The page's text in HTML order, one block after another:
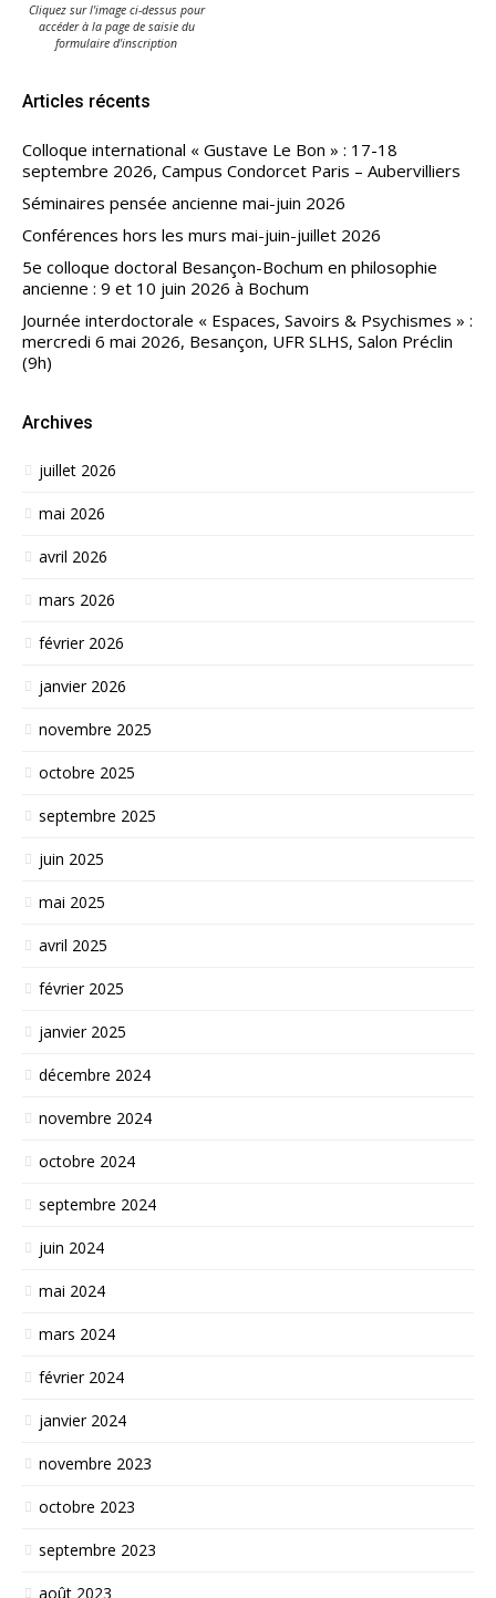
Cliquez sur l'image ci-dessus pour
accéder à la page de saisie du
formulaire d'inscription
Articles récents
Colloque international « Gustave Le Bon » : 17-18
septembre 2026, Campus Condorcet Paris – Aubervilliers
Séminaires pensée ancienne mai-juin 2026
Conférences hors les murs mai-juin-juillet 2026
5e colloque doctoral Besançon-Bochum en philosophie
ancienne : 9 et 10 juin 2026 à Bochum
Journée interdoctorale « Espaces, Savoirs & Psychismes » :
mercredi 6 mai 2026, Besançon, UFR SLHS, Salon Préclin
(9h)
Archives
juillet 2026
mai 2026
avril 2026
mars 2026
février 2026
janvier 2026
novembre 2025
octobre 2025
septembre 2025
juin 2025
mai 2025
avril 2025
février 2025
janvier 2025
décembre 2024
novembre 2024
octobre 2024
septembre 2024
juin 2024
mai 2024
mars 2024
février 2024
janvier 2024
novembre 2023
octobre 2023
septembre 2023
août 2023